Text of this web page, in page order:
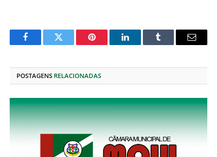
FacebookTwitter Pinterest O
Tumblr
E-
POSTAGENS RELACIONADAS